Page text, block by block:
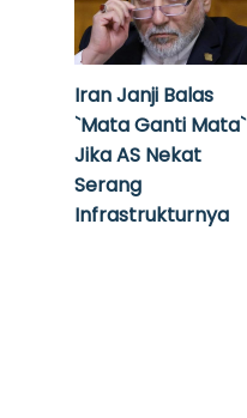
Iran Janji Balas
`Mata Ganti Mata`
Jika AS Nekat
Serang
Infrastrukturnya